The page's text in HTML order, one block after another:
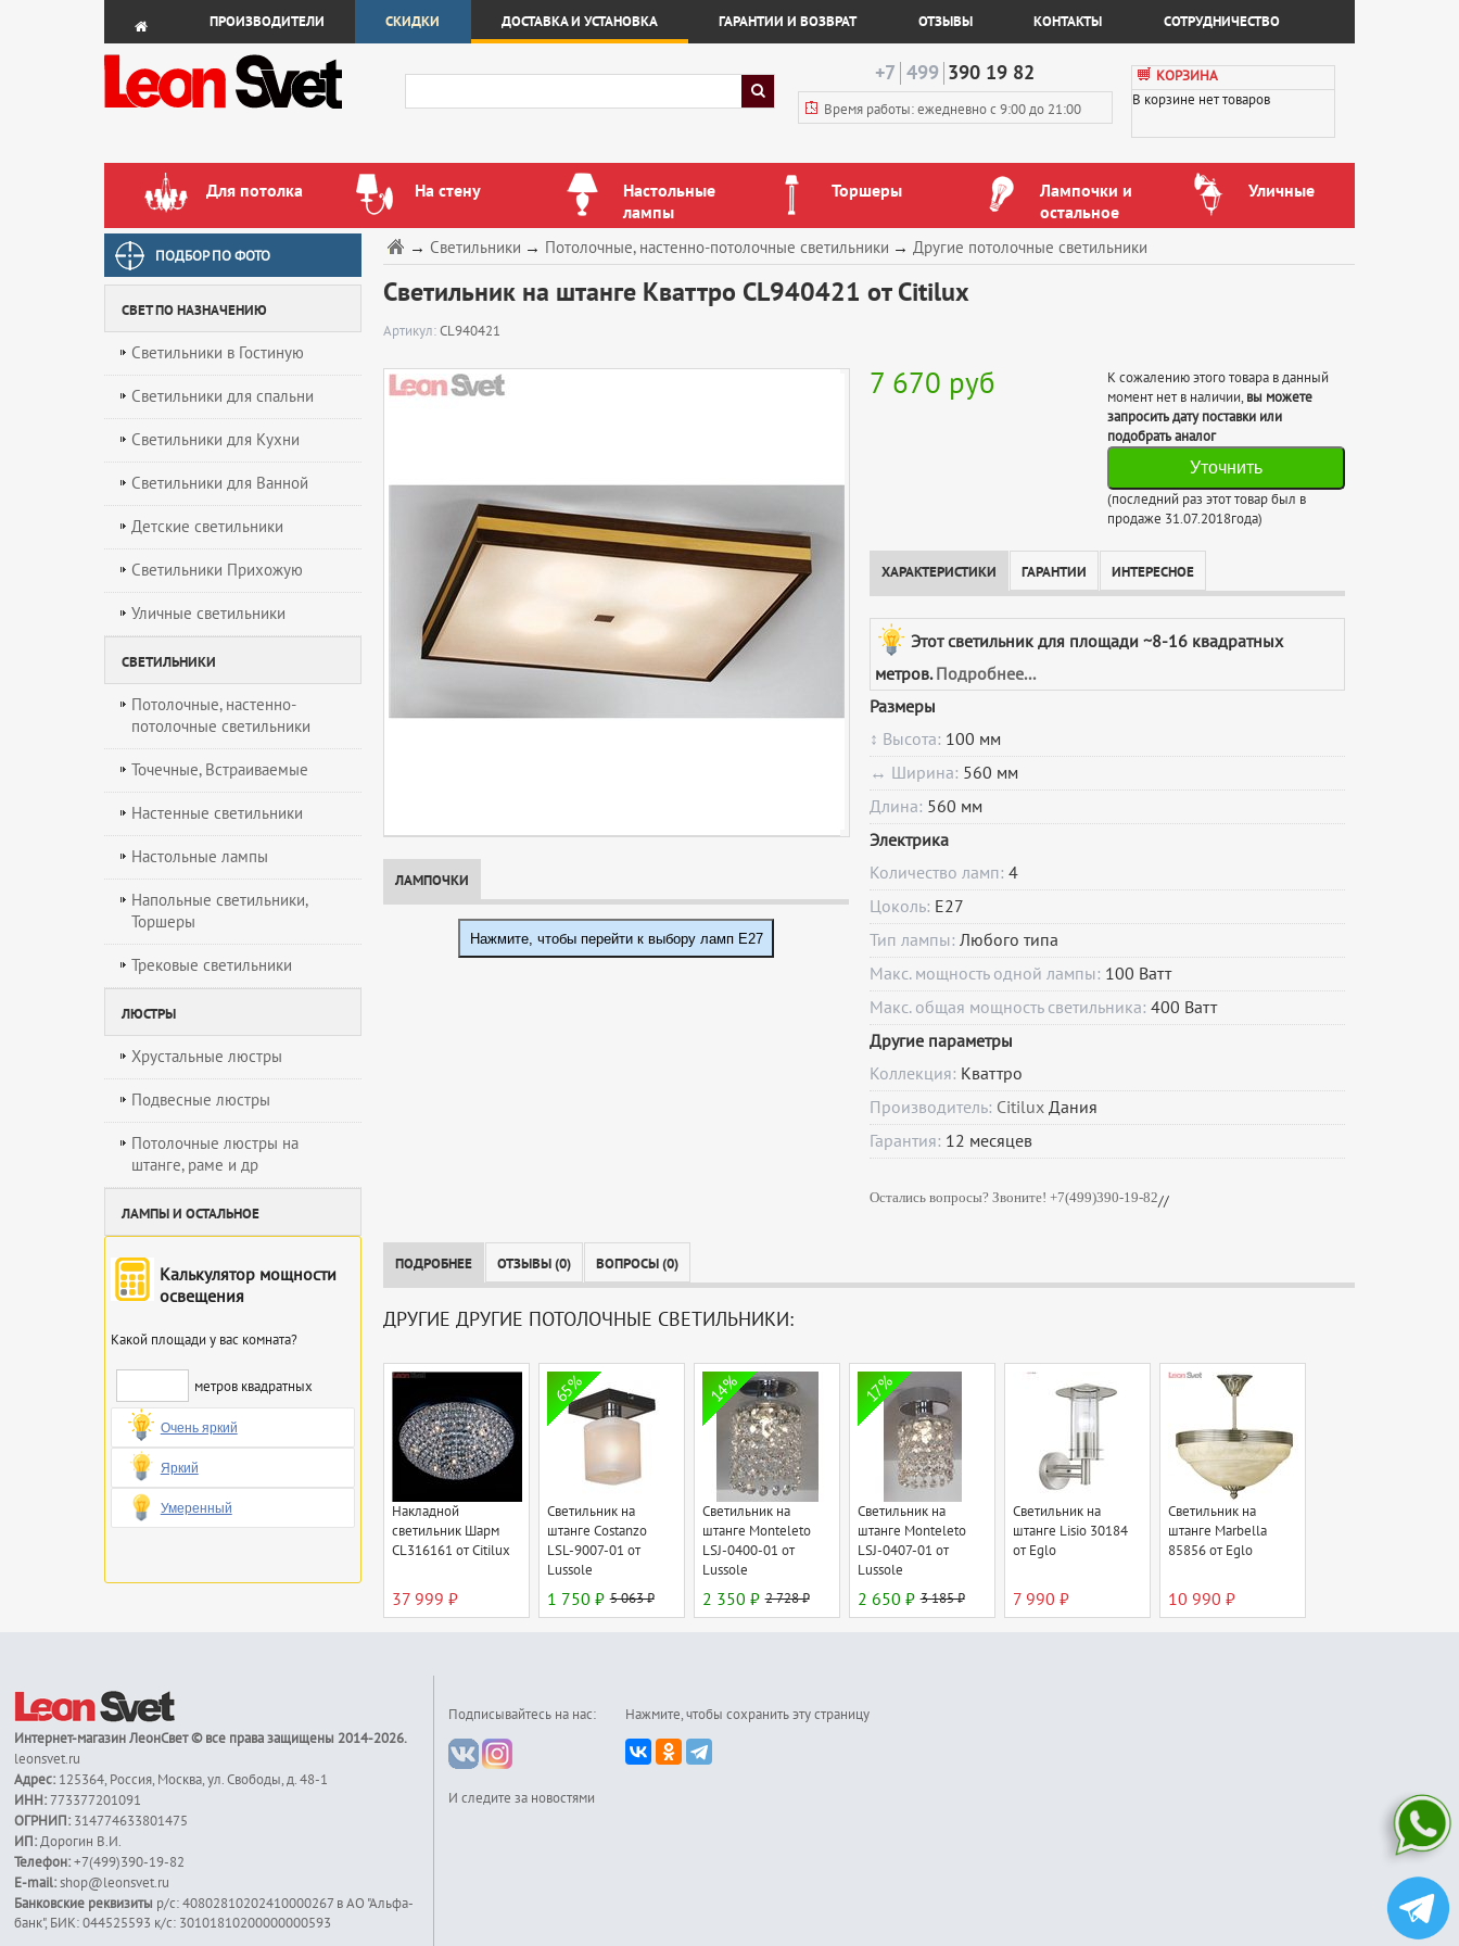
ПРОИЗВОДИТЕЛИ СКИДКИ ДОСТАВКА И УСТАНОВКА ГАРАНТИИ И ВОЗВРАТ ОТЗЫВЫ КОНТАКТЫ СОТРУДНИЧЕСТВО
+7 499 390 19 82
Время работы: ежедневнос 9:00 до 21:00
КОРЗИНА
В корзине нет товаров
Для потолка На стену
Настольные
лампы
Торшеры
Лампочки и
остальное
Уличные
ПОДБОР ПО ФОТО
СВЕТ ПО НАЗНАЧЕНИЮ
Светильники в Гостиную
Светильники для спальни
Светильники для Кухни
Светильники для Ванной
Детские светильники
Светильники Прихожую
Уличные светильники
СВЕТИЛЬНИКИ
Потолочные, настенно-
потолочные светильники
Точечные, Встраиваемые
Настенные светильники
Настольные лампы
Напольные светильники,
Торшеры
Трековые светильники
ЛЮСТРЫ
Хрустальные люстры
Подвесные люстры
Потолочные люстры на
штанге, раме и др
ЛАМПЫ И ОСТАЛЬНОЕ
Калькулятор мощности
освещения
Какой площади у вас комната?
метров квадратных
Очень яркий
Яркий
Умеренный
→Другие потолочные светильники
→ Потолочные, настенно-потолочные светильники
→ Светильники
Светильник на штанге Кваттро CL940421 от Citilux
Артикул:CL940421
ЛАМПОЧКИ
Нажмите, чтобы перейти к выбору ламп E27
7 670 руб
К сожалению этого товара в данный
момент нет в наличии, вы можете
запросить дату поставки или
подобрать аналог
Уточнить
(последний раз этот товар был в
продаже 31.07.2018года)
ХАРАКТЕРИСТИКИ ГАРАНТИИ ИНТЕРЕСНОЕ
Этот светильник для площади ~8-16 квадратных
метров.Подробнее...
Размеры
↕ Высота: 100 мм
↔ Ширина: 560 мм
Длина: 560 мм
Электрика
Количество ламп: 4
Цоколь: E27
Тип лампы: Любого типа
Макс. мощность одной лампы: 100 Ватт
Макс. общая мощность светильника: 400 Ватт
Другие параметры
Коллекция: Кваттро
Производитель: CitiluxДания
Гарантия: 12 месяцев
Остались вопросы? Звоните! +7(499)390-19-82//
ПОДРОБНЕЕ ОТЗЫВЫ (0) ВОПРОСЫ (0)
ДРУГИЕ ДРУГИЕ ПОТОЛОЧНЫЕ СВЕТИЛЬНИКИ:
Накладной
светильник Шарм
CL316161 от Citilux
37 999 ₽
65%
Светильник на
штанге Costanzo
LSL-9007-01 от
Lussole
1 750 ₽ 5 063 ₽
14%
Светильник на
штанге Monteleto
LSJ-0400-01 от
Lussole
2 350 ₽ 2 728 ₽
17%
Светильник на
штанге Monteleto
LSJ-0407-01 от
Lussole
2 650 ₽ 3 185 ₽
Светильник на
штанге Lisio 30184
от Eglo
7 990 ₽
Светильник на
штанге Marbella
85856 от Eglo
10 990 ₽
Интернет-магазинЛеонСвет© все права защищены 2014-2026.
leonsvet.ru
Адрес: 125364, Россия, Москва,ул. Свободы, д. 48-1
ИНН:773377201091
ОГРНИП: 314774633801475
ИП:Дорогин В.И.
Телефон: +7(499)390-19-82
E-mail: shop@leonsvet.ru
Банковские реквизиты р/с: 40802810202410000267 в АО "Альфа-
банк", БИК: 044525593 к/c: 30101810200000000593
Подписывайтесь на нас:
И следите за новостями
Нажмите, чтобы сохранить эту страницу